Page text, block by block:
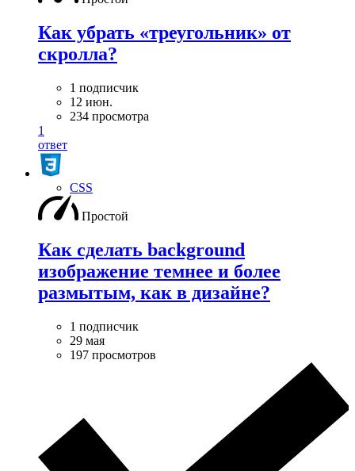
Как убрать «треугольник» от
скролла?
1 подписчик
12 июн.
234 просмотра
1
ответ
CSS
Простой
Как сделать background
изображение темнее и более
размытым, как в дизайне?
1 подписчик
29 мая
197 просмотров